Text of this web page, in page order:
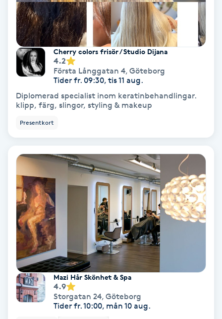
Olaplex
Olaplexbehandling
Ombre
Ortobionomi
Ortopedi
Osteopati
Paraffinbehandling
Pedikyr
Cherry colors frisör / Studio Dijana
4.2
Första Långgatan 4, Göteborg
Tider fr. 09:30, tis 11 aug.
Diplomerad specialist inom keratinbehandlingar.
klipp, färg, slingor, styling & makeup
Presentkort
Mazi Hår Skönhet & Spa
4.9
Storgatan 24, Göteborg
Tider fr. 10:00, mån 10 aug.